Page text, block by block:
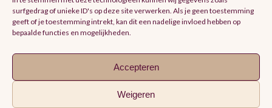
surfgedrag of unieke ID's op deze site verwerken. Als je geen toestemming
geeft of je toestemming intrekt, kan dit een nadelige invloed hebben op
bepaalde functies en mogelijkheden.
Accepteren
Weigeren
 Tarieven